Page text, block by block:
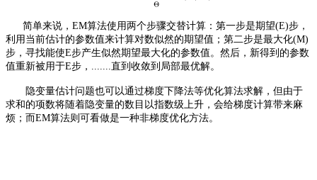
简单来说，EM算法使用两个步骤交替计算：第一步是期望(E)步，
利用当前估计的参数值来计算对数似然的期望值；第二步是最大化(M)
步，寻找能使E步产生似然期望最大化的参数值。然后，新得到的参数
值重新被用于E步，.......直到收敛到局部最优解。
隐变量估计问题也可以通过梯度下降法等优化算法求解，但由于
求和的项数将随着隐变量的数目以指数级上升，会给梯度计算带来麻
烦；而EM算法则可看做是一种非梯度优化方法。